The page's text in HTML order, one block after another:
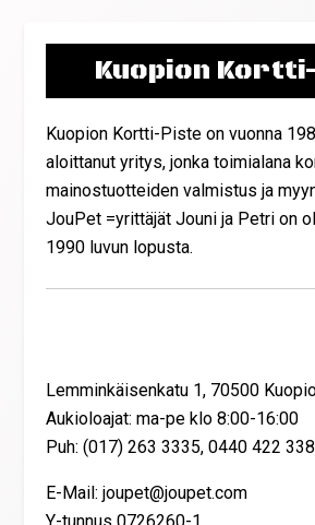
Kuopion
Kuopion Kortti-Piste on vuonna
aloittanut yritys, jonka toimialana
mainostuotteiden valmistus ja
JouPet =yrittäjät Jouni ja Petri on
1990 luvun lopusta.
Lemminkäisenkatu 1, 70500
Aukioloajat: ma-pe klo 8:00-16:00
Puh: (017) 263 3335, 0440 422
E-Mail: joupet@joupet.com